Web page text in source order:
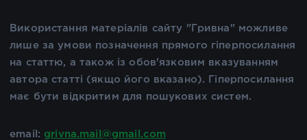
Використання матеріалів сайту "Гривна" можливе
лише за умови позначення прямого гіперпосилання
на статтю, а також із обов'язковим вказуванням
автора статті (якщо його вказано). Гіперпосилання
має бути відкритим для пошукових систем.
email: grivna.mail@gmail.com